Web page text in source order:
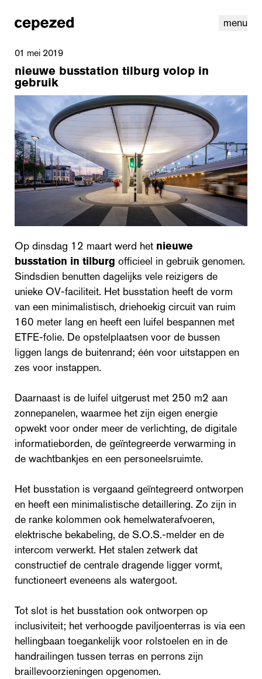
menu
instagram cookies nl | en
01 mei 2019
nieuwe busstation tilburg volop in
gebruik
Op dinsdag 12 maart werd het nieuwe
busstation in tilburg officieel in gebruik genomen.
Sindsdien benutten dagelijks vele reizigers de
unieke OV-faciliteit. Het busstation heeft de vorm
van een minimalistisch, driehoekig circuit van ruim
160 meter lang en heeft een luifel bespannen met
ETFE-folie. De opstelplaatsen voor de bussen
liggen langs de buitenrand; één voor uitstappen en
zes voor instappen.
Daarnaast is de luifel uitgerust met 250 m2 aan
zonnepanelen, waarmee het zijn eigen energie
opwekt voor onder meer de verlichting, de digitale
informatieborden, de geïntegreerde verwarming in
de wachtbankjes en een personeelsruimte.
Het busstation is vergaand geïntegreerd ontworpen
en heeft een minimalistische detaillering. Zo zijn in
de ranke kolommen ook hemelwaterafvoeren,
elektrische bekabeling, de S.O.S.-melder en de
intercom verwerkt. Het stalen zetwerk dat
constructief de centrale dragende ligger vormt,
functioneert eveneens als watergoot.
Tot slot is het busstation ook ontworpen op
inclusiviteit; het verhoogde paviljoenterras is via een
hellingbaan toegankelijk voor rolstoelen en in de
handrailingen tussen terras en perrons zijn
braillevoorzieningen opgenomen.